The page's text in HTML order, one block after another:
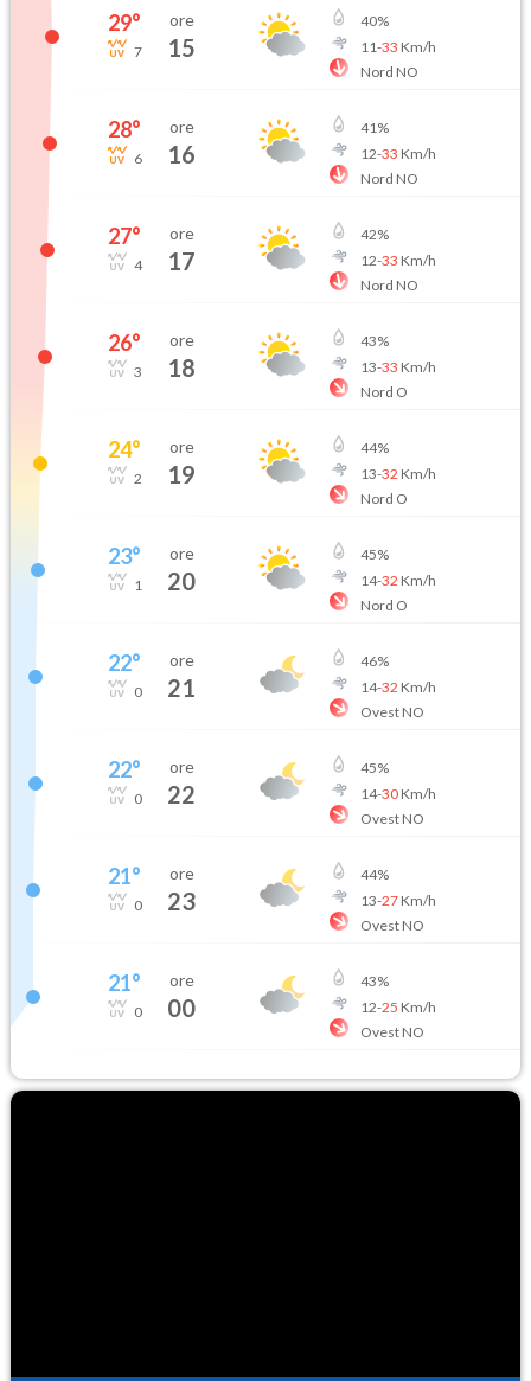
29°
7
ore
15
40%
11-33 Km/h
Nord NO
28°
6
ore
16
41%
12-33 Km/h
Nord NO
27°
4
ore
17
42%
12-33 Km/h
Nord NO
26°
3
ore
18
43%
13-33 Km/h
Nord O
24°
2
ore
19
44%
13-32 Km/h
Nord O
23°
1
ore
20
45%
14-32 Km/h
Nord O
22°
0
ore
21
46%
14-32 Km/h
Ovest NO
22°
0
ore
22
45%
14-30Km/h
Ovest NO
21°
0
ore
23
44%
13-27Km/h
Ovest NO
21°
0
ore
00
43%
12-25 Km/h
Ovest NO